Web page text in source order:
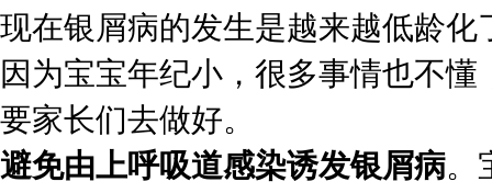
现在银屑病的发生是越来越低龄
因为宝宝年纪小，很多事情也不
要家长们去做好。
避免由上呼吸道感染诱发银屑病。